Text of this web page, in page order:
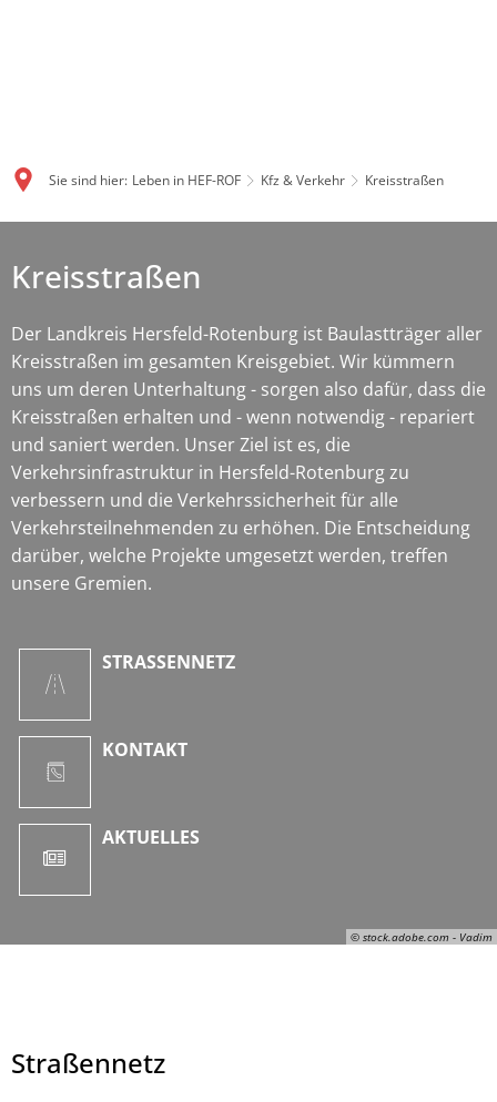
Sie sind hier: Leben in HEF-ROF Kfz & Verkehr Kreisstraßen
© stock.adobe.com - Vadim
Kreisstraßen
Der Landkreis Hersfeld-Rotenburg ist Baulastträger aller
Kreisstraßen im gesamten Kreisgebiet. Wir kümmern
uns um deren Unterhaltung - sorgen also dafür, dass die
Kreisstraßen erhalten und - wenn notwendig - repariert
und saniert werden. Unser Ziel ist es, die
Verkehrsinfrastruktur in Hersfeld-Rotenburg zu
verbessern und die Verkehrssicherheit für alle
Verkehrsteilnehmenden zu erhöhen. Die Entscheidung
darüber, welche Projekte umgesetzt werden, treffen
unsere Gremien.
STRASSENNETZ
KONTAKT
AKTUELLES
Straßennetz